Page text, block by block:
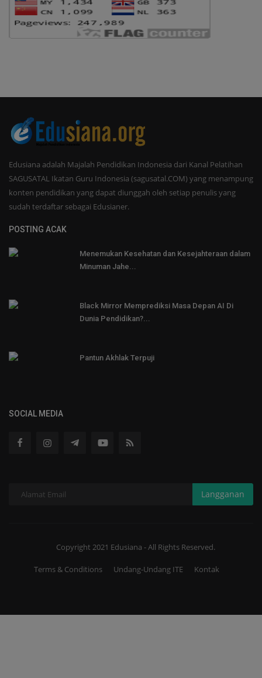
Edusiana adalah Majalah Pendidikan Indonesia dari Kanal Pelatihan
SAGUSATAL Ikatan Guru Indonesia (sagusatal.COM) yang menampung
konten pendidikan yang dapat diunggah oleh setiap penulis yang
sudah terdaftar sebagai Edusianer.
POSTING ACAK
Menemukan Kesehatan dan Kesejahteraan dalam
Minuman Jahe...
Black Mirror Memprediksi Masa Depan AI Di
Dunia Pendidikan?...
Pantun Akhlak Terpuji
SOCIAL MEDIA
Langganan
Copyright 2021 Edusiana - All Rights Reserved.
Terms & Conditions Undang-Undang ITE Kontak